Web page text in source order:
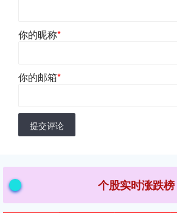
你的昵称*
你的邮箱*
提交评论
个股实时涨跌榜